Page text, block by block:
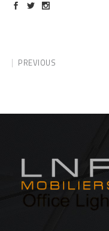
PREVIOUS